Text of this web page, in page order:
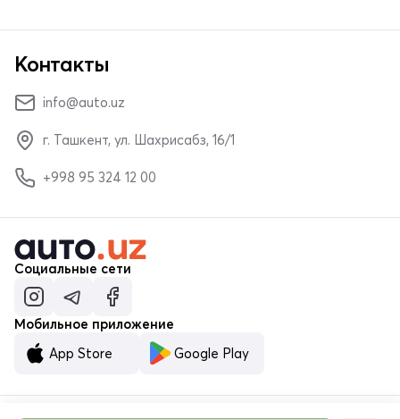
Контакты
info@auto.uz
г. Ташкент, ул. Шахрисабз, 16/1
+998 95 324 12 00
Социальные сети
Мобильное приложение
App Store
Google Play